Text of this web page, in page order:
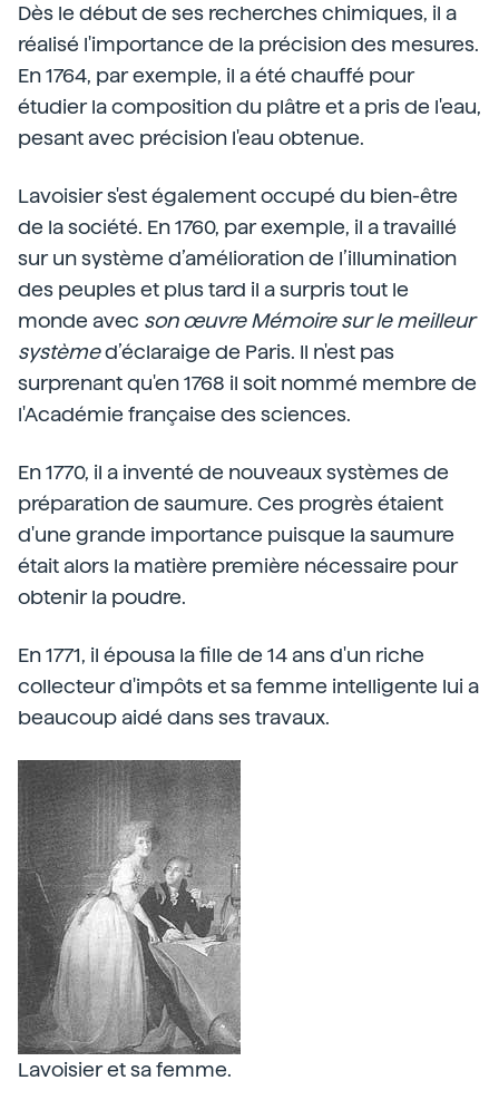
Dès le début de ses recherches chimiques, il a
réalisé l'importance de la précision des mesures.
En 1764, par exemple, il a été chauffé pour
étudier la composition du plâtre et a pris de l'eau,
pesant avec précision l'eau obtenue.
Lavoisier s'est également occupé du bien-être
de la société. En 1760, par exemple, il a travaillé
sur un système d’amélioration de l’illumination
des peuples et plus tard il a surpris tout le
monde avec son œuvre Mémoire sur le meilleur
systèmed’éclaraige de Paris. Il n'est pas
surprenant qu'en 1768 il soit nommé membre de
l'Académie française des sciences.
En 1770, il a inventé de nouveaux systèmes de
préparation de saumure. Ces progrès étaient
d'une grande importance puisque la saumure
était alors la matière première nécessaire pour
obtenir la poudre.
En 1771, il épousa la fille de 14 ans d'un riche
collecteur d'impôts et sa femme intelligente lui a
beaucoup aidé dans ses travaux.
Lavoisier et sa femme.